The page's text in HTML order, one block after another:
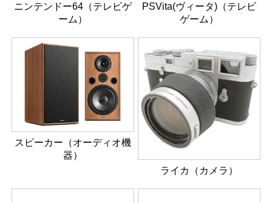
ニンテンドー64（テレビゲ
ーム）
PSVita(ヴィータ)（テレビ
ゲーム）
スピーカー（オーディオ機
器）
ライカ（カメラ）